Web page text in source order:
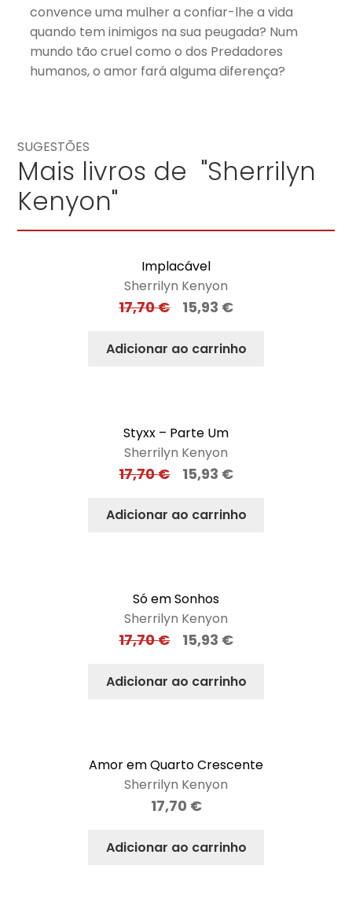
convence uma mulher a confiar-lhe a vida
quando tem inimigos na sua peugada? Num
mundo tão cruel como o dos Predadores
humanos, o amor fará alguma diferença?
SUGESTÕES
Mais livros de "Sherrilyn
Kenyon"
Implacável
Sherrilyn Kenyon
17,70€ 15,93 €
Adicionar ao carrinho
Styxx – Parte Um
Sherrilyn Kenyon
17,70€ 15,93 €
Adicionar ao carrinho
Só em Sonhos
Sherrilyn Kenyon
17,70€ 15,93 €
Adicionar ao carrinho
Amor em Quarto Crescente
Sherrilyn Kenyon
17,70 €
Adicionar ao carrinho